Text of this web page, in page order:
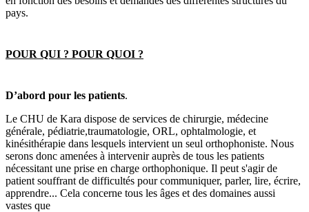
pays.
POUR QUI ? POUR QUOI ?
D’abord pour les patients.
Le CHU de Kara dispose de services de chirurgie, médecine
générale, pédiatrie,traumatologie, ORL, ophtalmologie, et
kinésithérapie dans lesquels intervient un seul orthophoniste. Nous
serons donc amenées à intervenir auprès de tous les patients
nécessitant une prise en charge orthophonique. Il peut s'agir de
patient souffrant de difficultés pour communiquer, parler, lire, écrire,
apprendre... Cela concerne tous les âges et des domaines aussi
vastes que